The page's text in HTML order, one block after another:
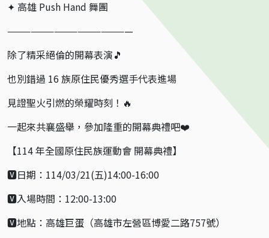
✦ 高雄 Push Hand 舞團
————————————————
除了精采絕倫的開幕表演🎵
也別錯過 16 族原住民優秀選手代表進場
見證聖火引燃的榮耀時刻！🔥
一起來共襄盛舉，參加隆重的開幕典禮吧❤️
【114 年全國原住民族運動會 開幕典禮】
🆅日期：114/03/21(五)14:00-16:00
🆅入場時間：12:00-13:00
🆅地點：高雄巨蛋（高雄市左營區博愛二路757號）